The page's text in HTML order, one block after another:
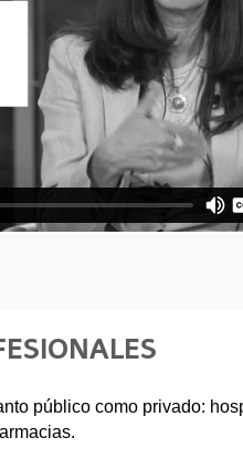
público como privado: